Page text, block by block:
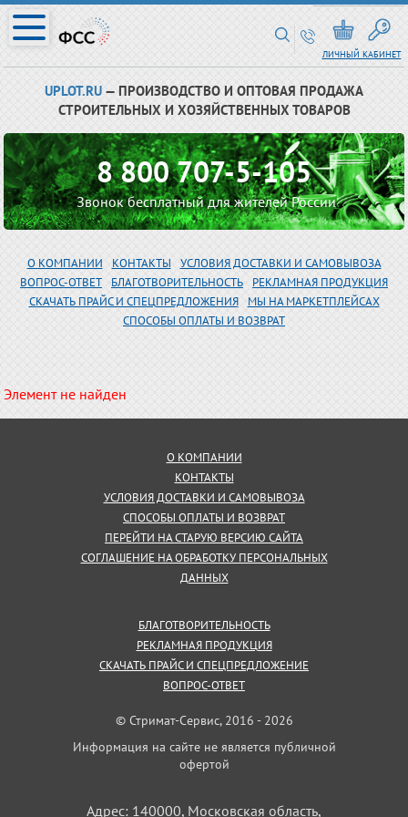
ЛИЧНЫЙ КАБИНЕТ
UPLOT.RU — ПРОИЗВОДСТВО И ОПТОВАЯ ПРОДАЖА
СТРОИТЕЛЬНЫХ И ХОЗЯЙСТВЕННЫХ ТОВАРОВ
8 800 707-5-105
Звонок бесплатный для жителей России
О КОМПАНИИ КОНТАКТЫ
УСЛОВИЯ ДОСТАВКИ И САМОВЫВОЗА
ВОПРОС-ОТВЕТ
БЛАГОТВОРИТЕЛЬНОСТЬ
РЕКЛАМНАЯ ПРОДУКЦИЯ
СКАЧАТЬ ПРАЙС И СПЕЦПРЕДЛОЖЕНИЯ
МЫ НА МАРКЕТПЛЕЙСАХ
СПОСОБЫ ОПЛАТЫ И ВОЗВРАТ
Элемент не найден
О КОМПАНИИ
КОНТАКТЫ
УСЛОВИЯ ДОСТАВКИ И САМОВЫВОЗА
СПОСОБЫ ОПЛАТЫ И ВОЗВРАТ
ПЕРЕЙТИ НА СТАРУЮ ВЕРСИЮ САЙТА
СОГЛАШЕНИЕ НА ОБРАБОТКУ ПЕРСОНАЛЬНЫХ
ДАННЫХ
БЛАГОТВОРИТЕЛЬНОСТЬ
РЕКЛАМНАЯ ПРОДУКЦИЯ
СКАЧАТЬ ПРАЙС И СПЕЦПРЕДЛОЖЕНИЕ
ВОПРОС-ОТВЕТ
© Стримат-Сервис, 2016 - 2026
Информация на сайте не является публичной
офертой
Адрес: 140000, Московская область,